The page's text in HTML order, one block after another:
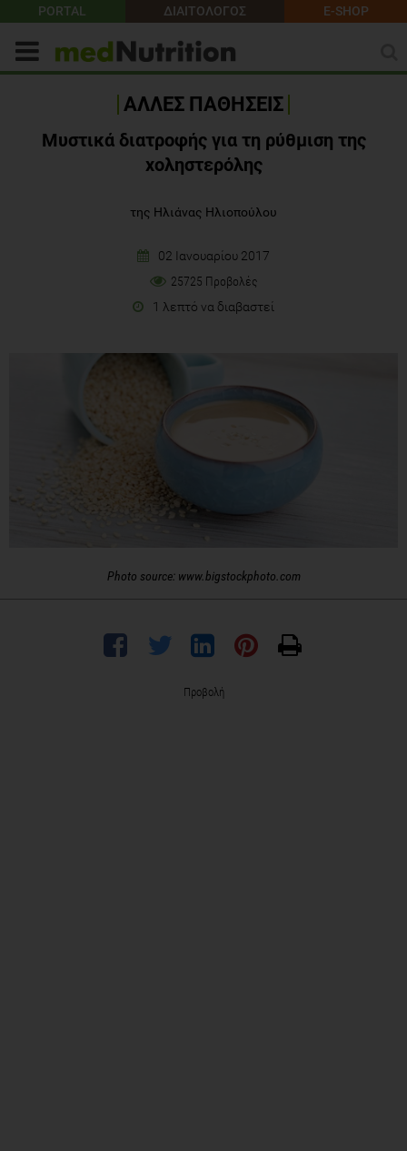
PORTAL ΔΙΑΙΤΟΛΟΓΟΣ E-SHOP
ΑΛΛΕΣ ΠΑΘΗΣΕΙΣ
Μυστικά διατροφής για τη ρύθμιση της
χοληστερόλης
της Ηλιάνας Ηλιοπούλου
02 Ιανουαρίου 2017
25725 Προβολές
1 λεπτό να διαβαστεί
Photo source: www.bigstockphoto.com
Προβολή